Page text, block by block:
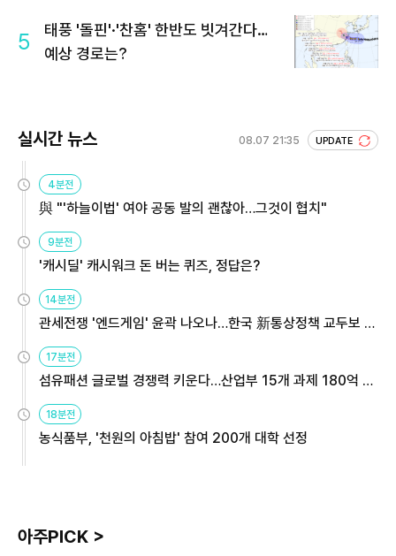
5
태풍 '돌핀'·'찬홈' 한반도 빗겨간다…
예상 경로는?
실시간 뉴스 08.07 21:35 UPDATE
4분전
與 "'하늘이법' 여야 공동 발의 괜찮아…그것이 협치"
9분전
'캐시딜' 캐시워크 돈 버는 퀴즈, 정답은?
14분전
관세전쟁 '엔드게임' 윤곽 나오나…한국 新통상정책 교두보 활
용해야
17분전
섬유패션 글로벌 경쟁력 키운다…산업부 15개 과제 180억 지
원
18분전
농식품부, '천원의 아침밥' 참여 200개 대학 선정
아주PICK >